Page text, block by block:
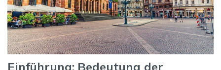
Einführung: Bedeutung der